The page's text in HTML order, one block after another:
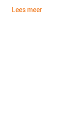
Lees meer